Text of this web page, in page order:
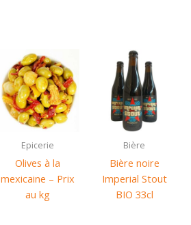
Epicerie
Olives à la
mexicaine – Prix
au kg
Bière
Bière noire
Imperial Stout
BIO 33cl